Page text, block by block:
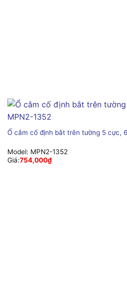
Ổ cắm cố định bắt trên tường 5 cực,
Model: MPN2-1352
Giá:754,000₫